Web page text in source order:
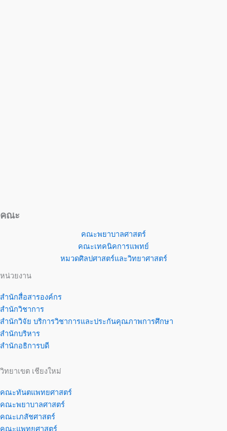
คณะ
คณะพยาบาลศาสตร์
คณะเทคนิคการแพทย์
หมวดศิลปศาสตร์และวิทยาศาสตร์
หน่วยงาน
สำนักสื่อสารองค์กร
สำนักวิชาการ
สำนักวิจัย บริการวิชาการและประกันคุณภาพการศึกษา
สำนักบริหาร
สำนักอธิการบดี
วิทยาเขต เชียงใหม่
คณะทันตแพทยศาสตร์
คณะพยาบาลศาสตร์
คณะเภสัชศาสตร์
คณะแพทยศาสตร์